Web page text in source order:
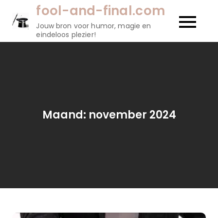
fool-and-final.com
Jouw bron voor humor, magie en
eindeloos plezier!
Maand: november 2024